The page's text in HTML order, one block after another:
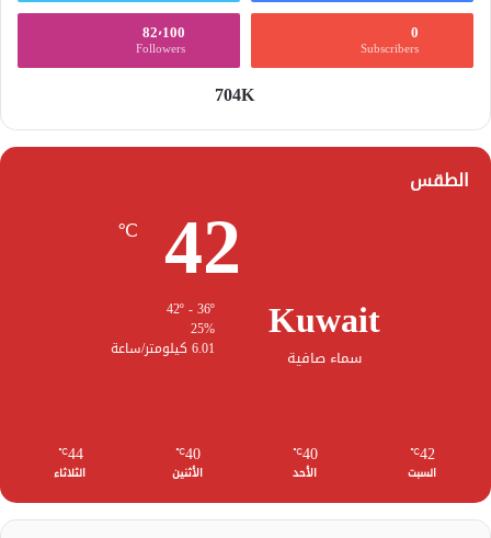
0
Subscribers
82٬100
Followers
704K
الطقس
Kuwait
سماء صافية
42
℃
25%
6.01 كيلومتر/ساعة
42
℃
السبت
40
℃
الأحد
40
℃
الأثنين
44
℃
الثلاثاء